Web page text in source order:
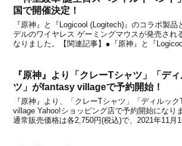
国で開催決定！
『原神』と『Logicool (Logitech)』のコラボ製品
デルのワイヤレス ゲーミングマウスが発売され
なりました。【関連記事】●『原神』と『
『原神』より「クレーTシャツ」「デ
ツ」がfantasy villageで予約開始！
『原神』より、「クレーTシャツ」「ディルッ
village Yahoo!ショッピング店で予約開始になり
通常販売価格は各2,750円(税込)で、2021年11月